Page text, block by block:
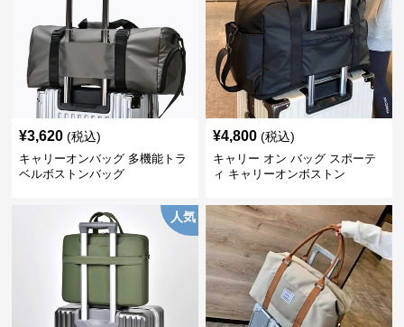
¥3,620 (税込)
キャリーオンバッグ 多機能トラ
ベルボストンバッグ
¥4,800 (税込)
キャリー オン バッグ スポーテ
ィ キャリーオンボストン
人気